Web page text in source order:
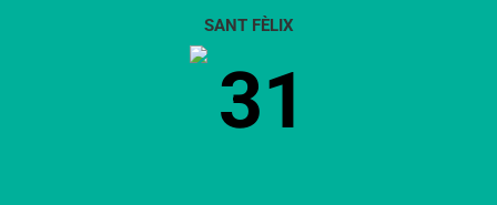
SANT FÈLIX
31